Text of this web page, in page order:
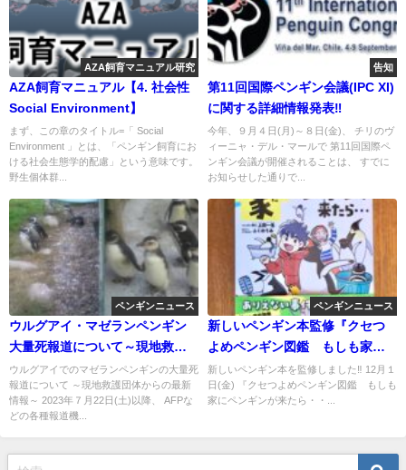
AZA飼育マニュアル研究
AZA飼育マニュアル【4. 社会性
Social Environment】
まず、この章のタイトル=「 Social
Environment 」とは、「ペンギン飼育にお
ける社会生態学的配慮」という意味です。
野生個体群...
告知
第11回国際ペンギン会議(IPC XI)
に関する詳細情報発表‼️
今年、９月４日(月)～８日(金)、 チリのヴ
ィーニャ・デル・マールで 第11回国際ペ
ンギン会議が開催されることは、 すでに
お知らせした通りで...
ペンギンニュース
ウルグアイ・マゼランペンギン
大量死報道について～現地救護
団体から最新情報
ウルグアイでのマゼランペンギンの大量死
報道について ～現地救護団体からの最新
情報～ 2023年７月22日(土)以降、 AFPな
どの各種報道機...
ペンギンニュース
新しいペンギン本監修『クセつ
よめペンギン図鑑 もしも家に
ペンギンが来たら・・・』
新しいペンギン本を監修しました‼️ 12月１
日(金) 『クセつよめペンギン図鑑 もしも
家にペンギンが来たら・・...